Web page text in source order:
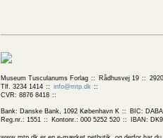
Museum Tusculanums Forlag Rådhusvej 19
Tlf. 3234 1414
info@mtp.dk
CVR: 8876 8418
Bank: Danske Bank, 1092 København K
BIC:
Reg.nr.: 1551
Kontonr.: 000 5252 520 IBAN: